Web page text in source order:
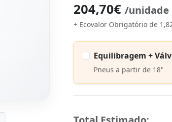
204,70€ /unidade
+ Ecovalor Obrigatório de
Equilibragem +
Pneus a partir de 18"